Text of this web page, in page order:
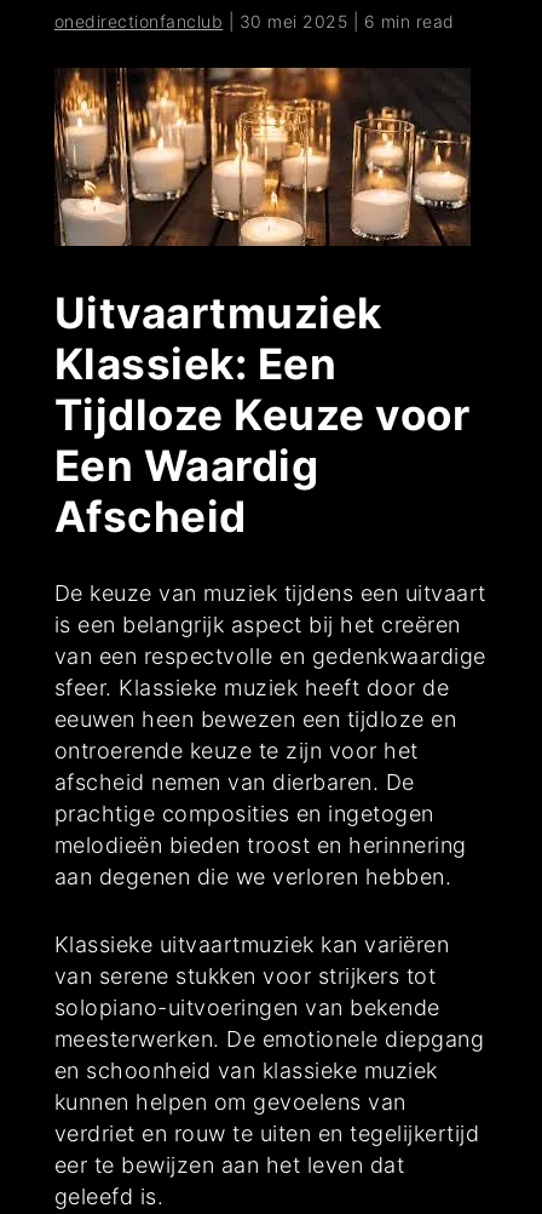
onedirectionfanclub 30 mei 2025 6 min read
Uitvaartmuziek
Klassiek: Een
Tijdloze Keuze voor
Een Waardig
Afscheid
De keuze van muziek tijdens een uitvaart
is een belangrijk aspect bij het creëren
van een respectvolle en gedenkwaardige
sfeer. Klassieke muziek heeft door de
eeuwen heen bewezen een tijdloze en
ontroerende keuze te zijn voor het
afscheid nemen van dierbaren. De
prachtige composities en ingetogen
melodieën bieden troost en herinnering
aan degenen die we verloren hebben.
Klassieke uitvaartmuziek kan variëren
van serene stukken voor strijkers tot
solopiano-uitvoeringen van bekende
meesterwerken. De emotionele diepgang
en schoonheid van klassieke muziek
kunnen helpen om gevoelens van
verdriet en rouw te uiten en tegelijkertijd
eer te bewijzen aan het leven dat
geleefd is.